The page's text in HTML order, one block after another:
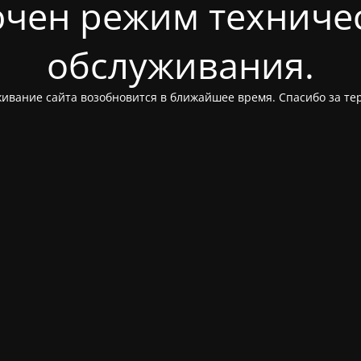
режим
обслуживания.
сайта возобновится в ближайшее время. Спасибо за